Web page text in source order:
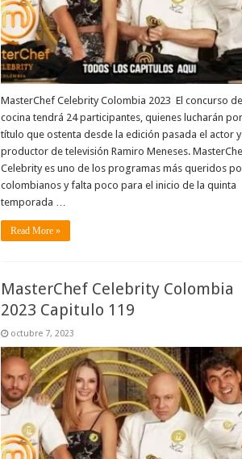
MasterChef Celebrity Colombia 2023 El concurso de
cocina tendrá 24 participantes, quienes lucharán por
título que ostenta desde la edición pasada el actor y
productor de televisión Ramiro Meneses.
Celebrity es uno de los programas más queridos
colombianos y falta poco para el inicio de la quinta
temporada …
Read More »
MasterChef Celebrity Colombia
2023 Capitulo 119
octubre 7, 2023